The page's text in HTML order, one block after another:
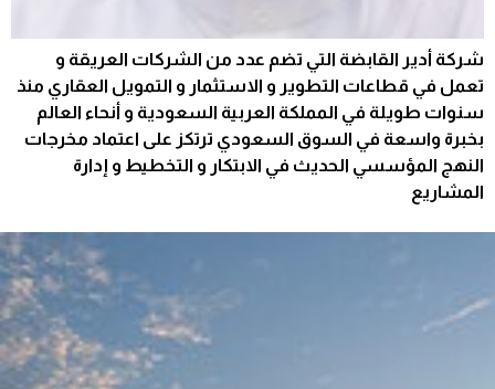
شركة أدير القابضة التي تضم عدد من الشركات العريقة و
تعمل في قطاعات التطوير و الاستثمار و التمويل العقاري منذ
سنوات طويلة في المملكة العربية السعودية و أنحاء العالم
بخبرة واسعة في السوق السعودي ترتكز على اعتماد مخرجات
النهج المؤسسي الحديث في الابتكار و التخطيط و إدارة
المشاريع